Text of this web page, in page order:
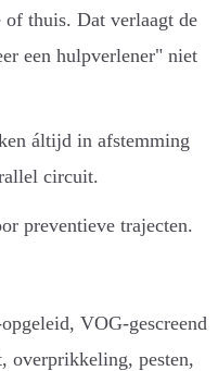
thuis. Dat verlaagt de
een hulpverlener" niet
áltijd in afstemming
circuit.
preventieve trajecten.
VOG-gescreend
overprikkeling, pesten,